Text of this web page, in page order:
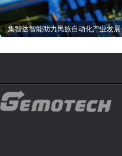
集智达智能助力民族自动化产业发展